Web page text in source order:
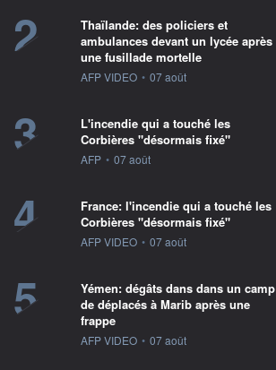
2
Thaïlande: des policiers et
ambulances devant un lycée après
une fusillade mortelle
information fournie par
AFP VIDEO • 07 août
3
L'incendie qui a touché les
Corbières "désormais fixé"
information fournie par
AFP • 07 août
4
France: l'incendie qui a touché les
Corbières "désormais fixé"
information fournie par
AFP VIDEO • 07 août
5
Yémen: dégâts dans dans un camp
de déplacés à Marib après une
frappe
information fournie par
AFP VIDEO • 07 août